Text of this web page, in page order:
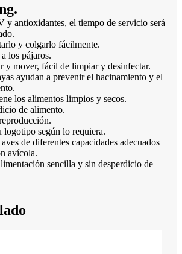
y antioxidantes, el tiempo de servicio será
y colgarlo fácilmente.
los pájaros.
y mover, fácil de limpiar y desinfectar.
ayudan a prevenir el hacinamiento y el
los alimentos limpios y secos.
de alimento.
logotipo según lo requiera.
de diferentes capacidades adecuados
avícola.
sencilla y sin desperdicio de